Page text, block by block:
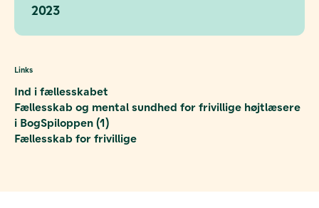
2023
Links
Ind i fællesskabet
Fællesskab og mental sundhed for frivillige højtlæsere
i BogSpiloppen (1)
Fællesskab for frivillige